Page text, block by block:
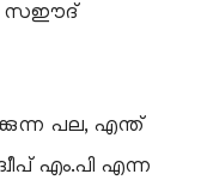
സഈദ്
പല, എന്ത്
എം.പി എന്ന